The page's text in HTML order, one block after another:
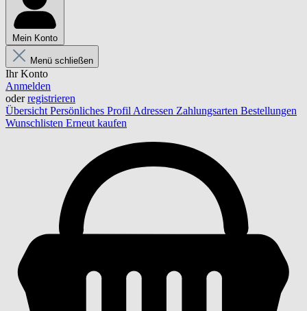
Mein Konto
Menü schließen
Ihr Konto
Anmelden
oderregistrieren
Übersicht Persönliches Profil Adressen Zahlungsarten Bestellungen
Wunschlisten Erneut kaufen